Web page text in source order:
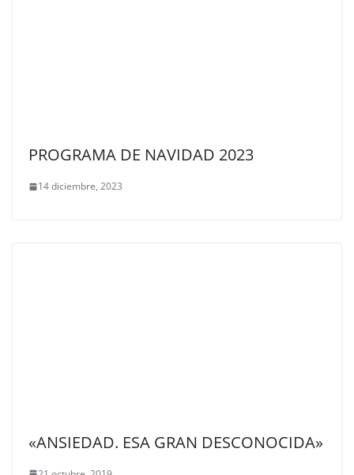
PROGRAMA DE NAVIDAD 2023
14 diciembre, 2023
«ANSIEDAD. ESA GRAN DESCONOCIDA»